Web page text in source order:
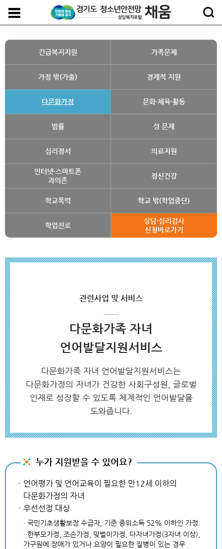
긴급복지지원 가족문제
가정 밖(가출) 경제적 지원
다문화가정 문화·체육·활동
법률 성 문제
심리정서 의료지원
인터넷·스마트폰
과의존
정신건강
학교폭력 학교 밖(학업중단)
학업진로
상담·심리검사
신청바로가기
관련사업 및 서비스
다문화가족 자녀
언어발달지원서비스
다문화가족 자녀 언어발달지원서비스는
다문화가정의 자녀가 건강한 사회구성원, 글로벌
인재로 성장할 수 있도록 체계적인 언어발달을
도와줍니다.
누가 지원받을 수 있어요?
언어평가 및 언어교육이 필요한 만12세 이하의
다문화가정의 자녀
우선선정 대상
· 국민기초생활보장 수급자, 기준 중위소득 52% 이하인 가정
· 한부모가정, 조손가정, 맞벌이가정, 다자녀가정(3자녀 이상),
가구원에 장애가 있거나 요양이 필요한 질병이 있는 경우